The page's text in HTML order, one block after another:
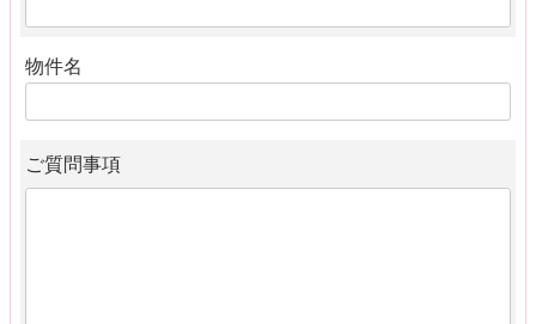
物件名
ご質問事項